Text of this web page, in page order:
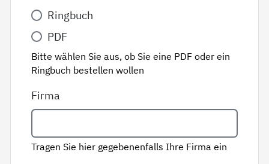
Variante*
Ringbuch
PDF
Bitte wählen Sie aus, ob Sie eine PDF oder ein
Ringbuch bestellen wollen
Firma
Tragen Sie hier gegebenenfalls Ihre Firma ein